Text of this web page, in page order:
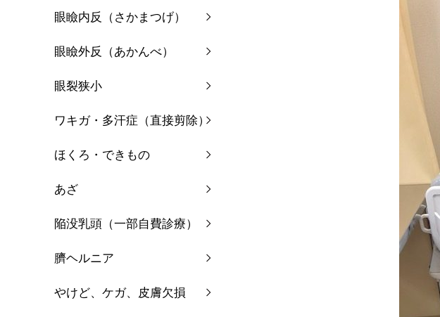
眼瞼内反（さかまつげ）
眼瞼外反（あかんべ）
眼裂狭小
ワキガ・多汗症（直接剪除）
ほくろ・できもの
あざ
陥没乳頭（一部自費診療）
臍ヘルニア
やけど、ケガ、皮膚欠損